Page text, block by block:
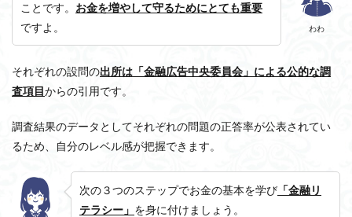
わわ
ことです。 お金を増やして守るためにとても重要
ですよ。
それぞれの設問の出所は「金融広告中央委員会」による公的な調
査項目からの引用です。
調査結果のデータとしてそれぞれの問題の正答率が公表されてい
るため、自分のレベル感が把握できます。
次の３つのステップでお金の基本を学び 「金融リ
テラシー」 を身に付けましょう。